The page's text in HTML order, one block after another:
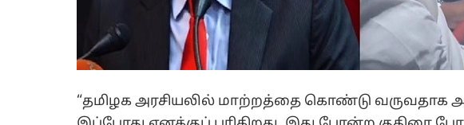
“தமிழக அரசியலில் மாற்றத்தை கொண்டு